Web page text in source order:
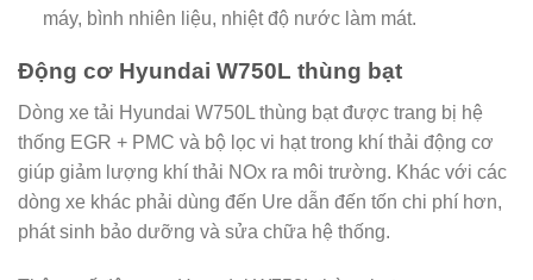
máy, bình nhiên liệu, nhiệt độ nước làm mát.
Động cơ Hyundai W750L thùng bạt
Dòng xe tải Hyundai W750L thùng bạt được trang bị hệ
thống EGR + PMC và bộ lọc vi hạt trong khí thải động cơ
giúp giảm lượng khí thải NOx ra môi trường. Khác với các
dòng xe khác phải dùng đến Ure dẫn đến tốn chi phí hơn,
phát sinh bảo dưỡng và sửa chữa hệ thống.